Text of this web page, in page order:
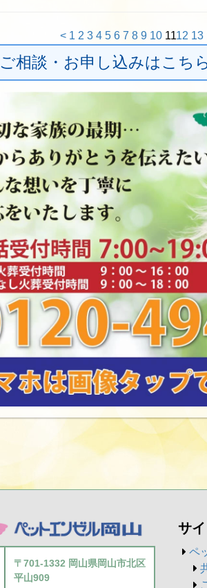
< 1 2 3 4 5 6 7 8 9 10 1112 13
ご相談・お申し込みはこち
〒701-1332 岡山県岡山市北区
平山909
サ
ペ